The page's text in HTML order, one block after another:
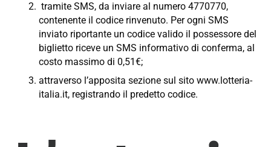
tramite SMS, da inviare al numero 4770770,
contenente il codice rinvenuto. Per ogni SMS
inviato riportante un codice valido il possessore del
biglietto riceve un SMS informativo di conferma, al
costo massimo di 0,51€;
attraverso l’apposita sezione sul sito www.lotteria-
italia.it, registrando il predetto codice.